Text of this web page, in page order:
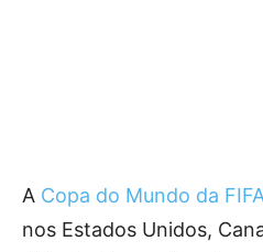
A Copa do Mundo da
nos Estados Unidos,